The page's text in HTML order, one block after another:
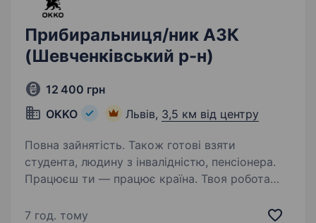
Прибиральниця/ник АЗК
(Шевченківський р-н)
12 400 грн
OKKO
Львів, 3,5 км від центру
Повна зайнятість. Також готові взяти
студента, людину з інвалідністю, пенсіонера.
Працюєш ти — працює країна. Твоя робота
формуймо надійний тил нашої країни разом!
7 год. тому